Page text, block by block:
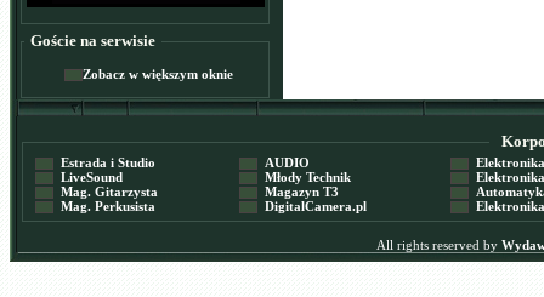
Goście na serwisie
Zobacz w większym oknie
Estrada i Studio
LiveSound
Mag. Gitarzysta
Mag. Perkusista
AUDIO
Młody Technik
Magazyn T3
DigitalCamera.pl
Elektronika
Elektronika
Automatyka
Elektronika
All rights reserved by